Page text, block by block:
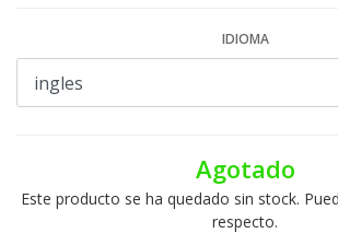
IDIOMA
Agotado
Este producto se ha quedado sin stock.
respecto.